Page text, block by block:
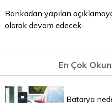
Bankadan yapılan
olarak devam edecek.
En Çok
Batarya